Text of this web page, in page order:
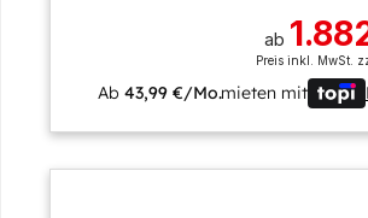
ab
Preis inkl. MwSt.
Ab43,99 €/Mo.mieten mit